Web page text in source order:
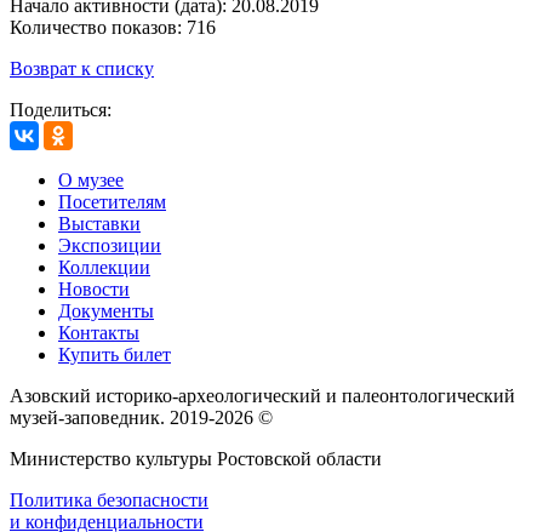
Начало активности (дата): 20.08.2019
Количество показов: 716
Возврат к списку
Поделиться:
О музее
Посетителям
Выставки
Экспозиции
Коллекции
Новости
Документы
Контакты
Купить билет
Азовский историко‑археологический и палеонтологический
музей‑заповедник. 2019-2026 ©
Министерство культуры Ростовской области
Политика безопасности
и конфиденциальности